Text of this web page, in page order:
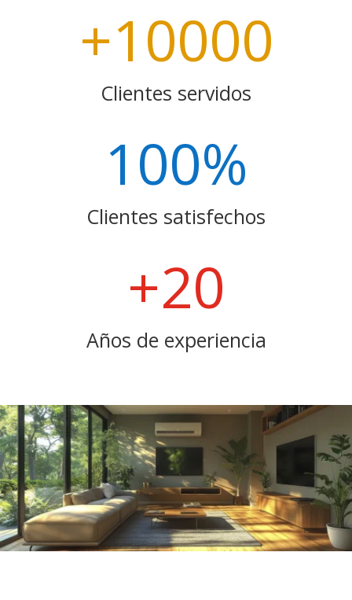
+10000
Clientes servidos
100%
Clientes satisfechos
+20
Años de experiencia